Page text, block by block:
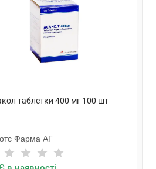
таблетки 400 мг 100 шт
Фарма АГ